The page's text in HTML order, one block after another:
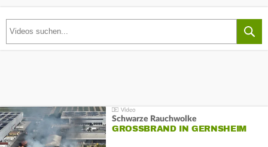
Schwarze Rauchwolke
GROSSBRAND IN GERNSHEIM